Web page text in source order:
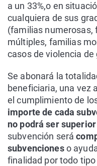
a un 33%,o en
cualquiera de sus
(familias numerosas,
múltiples, familias
casos de violencia de
Se abonará la
beneficiaria, una vez
el cumplimiento de
importe de cada
no podrá ser
subvención será
subvencioneso
finalidad por todo